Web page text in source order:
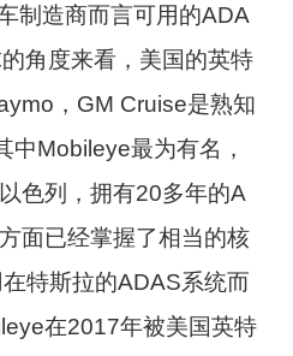
制造商而言可用的ADA
角度来看，美国的英特
，GM Cruise是熟知
中Mobileye最为有名，
色列，拥有20多年的A
面已经掌握了相当的核
特斯拉的ADAS系统而
在2017年被美国英特